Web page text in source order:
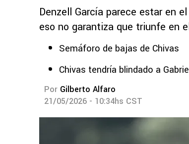
Denzell García parece estar en
eso no garantiza que triunfe en
Semáforo de bajas de Chivas
Chivas tendría blindado a
Por Gilberto Alfaro
21/05/2026 - 10:34hs CST